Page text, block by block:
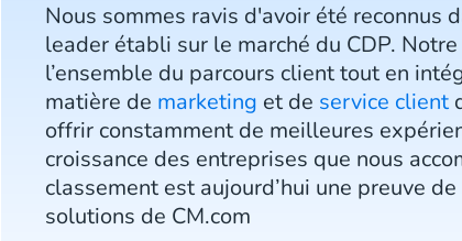
Nous sommes ravis d'avoir été reconnus
leader établi sur le marché du CDP.
l’ensemble du parcours client tout en
matière de marketing et de service client
offrir constamment de meilleures
croissance des entreprises que nous
classement est aujourd’hui une preuve
solutions de CM.com